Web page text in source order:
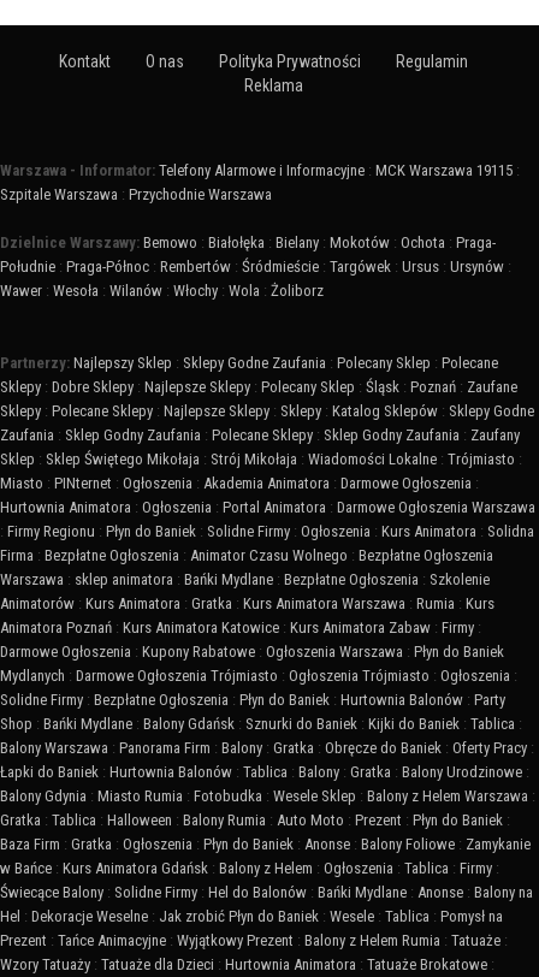
Kontakt O nas Polityka Prywatności
Regulamin
Reklama
Warszawa - Informator: Telefony Alarmowe i Informacyjne : MCK Warszawa 19115 :
Szpitale Warszawa : Przychodnie Warszawa
Dzielnice Warszawy: Bemowo : Białołęka : Bielany : Mokotów : Ochota : Praga-
Południe : Praga-Północ : Rembertów : Śródmieście : Targówek : Ursus : Ursynów :
Wawer : Wesoła : Wilanów : Włochy : Wola : Żoliborz
Partnerzy: Najlepszy Sklep : Sklepy Godne Zaufania : Polecany Sklep : Polecane
Sklepy : Dobre Sklepy : Najlepsze Sklepy : Polecany Sklep : Śląsk : Poznań : Zaufane
Sklepy : Polecane Sklepy : Najlepsze Sklepy : Sklepy : Katalog Sklepów : Sklepy Godne
Zaufania : Sklep Godny Zaufania : Polecane Sklepy : Sklep Godny Zaufania : Zaufany
Sklep : Sklep Świętego Mikołaja : Strój Mikołaja : Wiadomości Lokalne : Trójmiasto :
Miasto : PINternet : Ogłoszenia : Akademia Animatora : Darmowe Ogłoszenia :
Hurtownia Animatora : Ogłoszenia : Portal Animatora : Darmowe Ogłoszenia Warszawa
: Firmy Regionu : Płyn do Baniek : Solidne Firmy : Ogłoszenia : Kurs Animatora : Solidna
Firma : Bezpłatne Ogłoszenia : Animator Czasu Wolnego : Bezpłatne Ogłoszenia
Warszawa : sklep animatora : Bańki Mydlane : Bezpłatne Ogłoszenia : Szkolenie
Animatorów : Kurs Animatora : Gratka : Kurs Animatora Warszawa : Rumia : Kurs
Animatora Poznań : Kurs Animatora Katowice : Kurs Animatora Zabaw : Firmy :
Darmowe Ogłoszenia : Kupony Rabatowe : Ogłoszenia Warszawa : Płyn do Baniek
Mydlanych : Darmowe Ogłoszenia Trójmiasto : Ogłoszenia Trójmiasto : Ogłoszenia :
Solidne Firmy : Bezpłatne Ogłoszenia : Płyn do Baniek : Hurtownia Balonów : Party
Shop : Bańki Mydlane : Balony Gdańsk : Sznurki do Baniek : Kijki do Baniek : Tablica :
Balony Warszawa : Panorama Firm : Balony : Gratka : Obręcze do Baniek : Oferty Pracy :
Łapki do Baniek : Hurtownia Balonów : Tablica : Balony : Gratka : Balony Urodzinowe :
Balony Gdynia : Miasto Rumia : Fotobudka : Wesele Sklep : Balony z Helem Warszawa :
Gratka : Tablica : Halloween : Balony Rumia : Auto Moto : Prezent : Płyn do Baniek :
Baza Firm : Gratka : Ogłoszenia : Płyn do Baniek : Anonse : Balony Foliowe : Zamykanie
w Bańce : Kurs Animatora Gdańsk : Balony z Helem : Ogłoszenia : Tablica : Firmy :
Świecące Balony : Solidne Firmy : Hel do Balonów : Bańki Mydlane : Anonse : Balony na
Hel : Dekoracje Weselne : Jak zrobić Płyn do Baniek : Wesele : Tablica : Pomysł na
Prezent : Tańce Animacyjne : Wyjątkowy Prezent : Balony z Helem Rumia : Tatuaże :
Wzory Tatuaży : Tatuaże dla Dzieci : Hurtownia Animatora : Tatuaże Brokatowe :